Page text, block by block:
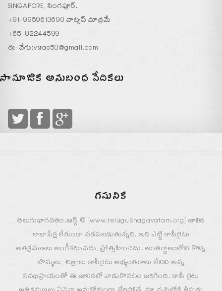
SINGAPORE, సింగపూర్.
+91-9959613690 వాట్సప్ మాత్రమే
+65-82244599
ఈ-వేగు:vsrao50@gmail.com
సామాజిక అనుబంధ వేదికలు
గమనిక
తెలుగుభాగవతం.ఆర్గ్ © [www.teluguBhagavatam.org] జాలిక
లాభాపేక్ష లేకుండా నడపబడుతున్నది. ఇది ఎట్టి కాపీరైటు
అతిక్రమణలు అంగీకరించదు, ప్రోత్సహించదు. అంతర్జాలంలోని కొన్ని
బొమ్మలు, చిత్రాలు కాపీరైటు అభ్యంతరాలు లేనివి అన్న
సదభిప్రాయంతో ఈ జాలికలో వాడుకొనటం జరిగింది. కాపీ రైటు